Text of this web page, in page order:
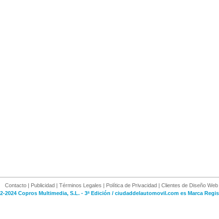
Contacto | Publicidad | Términos Legales | Política de Privacidad | Clientes de Diseño Web
2024 Copros Multimedia, S.L. - 3ª Edición / ciudaddelautomovil.com es Marca